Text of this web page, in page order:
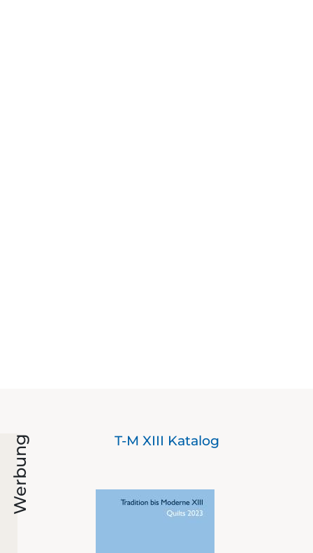
Werbung T-M XIII Katalog